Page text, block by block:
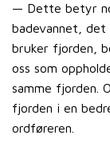
— Dette betyr
badevannet,
bruker fjorden,
oss som
samme fjorden.
fjorden i en
ordføreren.